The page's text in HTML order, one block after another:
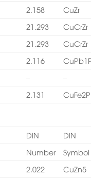
2.158
CuZr
21.293
CuCrZr
21.293
CuCrZr
2.116
–
–
2.131 CuFe2P
DIN
DIN
Number
Symbol
2.022
CuZn5